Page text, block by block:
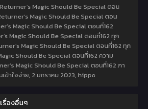
Magic Should Be Special ตอน
Magic Should Be Special ตอน
Magic Should Be Special ตอนที่162
Magic Should Be Special ตอนที่162 ทุก
Magic Should Be Special ตอนที่162 ทุก
Should Be Special ตอนที่162 ความ
Magic Should Be Special ตอนที่162 ภา
ข้าใจง่าย, 2 มกราคม 2023, hippo
รื่องอื่นๆ